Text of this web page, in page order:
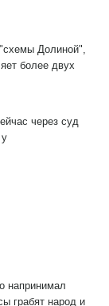
Долиной",
более двух
через суд
по
с
напринимал
грабят народ и